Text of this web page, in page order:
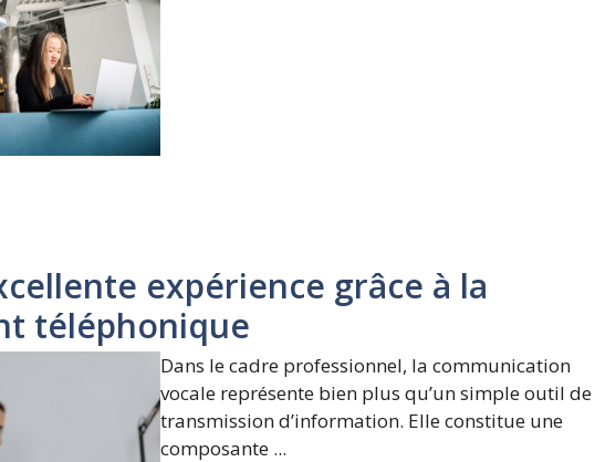
expérience grâce à la
téléphonique
Dans le cadre professionnel, la communication
vocale représente bien plus qu’un simple outil de
transmission d’information. Elle constitue une
composante ...